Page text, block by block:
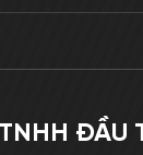
ĐẦU